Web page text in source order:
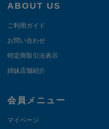
ABOUT US
ご利用ガイド
お問い合わせ
特定商取引法表示
姉妹店舗紹介
会員メニュー
マイページ